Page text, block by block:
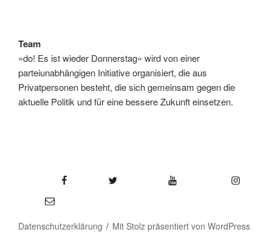
Team
»do! Es ist wieder Donnerstag« wird von einer
parteiunabhängigen Initiative organisiert, die aus
Privatpersonen besteht, die sich gemeinsam gegen die
aktuelle Politik und für eine bessere Zukunft einsetzen.
E-Mail
Datenschutzerklärung Mit Stolz präsentiert von WordPress